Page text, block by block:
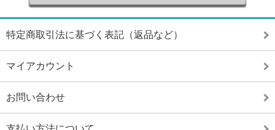
特定商取引法に基づく表記（返品など）
マイアカウント
お問い合わせ